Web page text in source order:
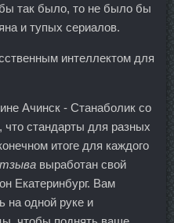
так было, то не было бы
и тупых сериалов.
интеллектом для
Ачинск - Станаболик со
что стандарты для разных
итоге для каждого
выработан свой
Екатеринбург. Вам
на одной руке и